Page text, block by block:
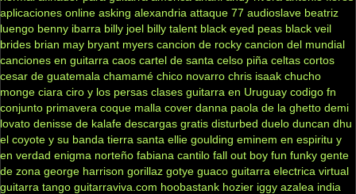
aplicaciones online asking alexandria attaque 77 audioslave beatriz
luengo benny ibarra billy joel billy talent black eyed peas black veil
brides brian may bryant myers cancion de rocky cancion del mundial
canciones en guitarra caos cartel de santa celso piña celtas cortos
cesar de guatemala chamamé chico novarro chris isaak chucho
monge ciara ciro y los persas clases guitarra en Uruguay codigo fn
conjunto primavera coque malla cover danna paola de la ghetto demi
lovato denisse de kalafe descargas gratis disturbed duelo duncan dhu
el coyote y su banda tierra santa ellie goulding eminem en espiritu y
en verdad enigma norteño fabiana cantilo fall out boy fun funky gente
de zona george harrison gorillaz gotye guaco guitarra electrica virtual
guitarra tango guitarraviva.com hoobastank hozier iggy azalea india